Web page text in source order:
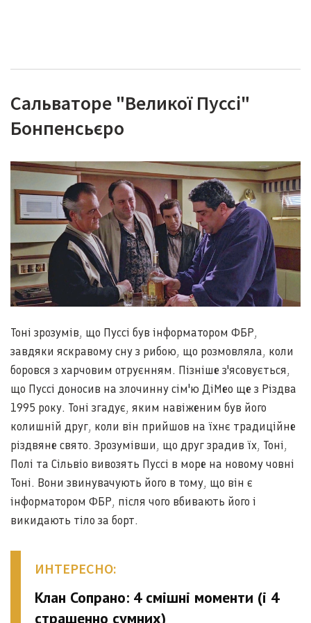
Сальваторе "Великої Пуссі"
Бонпенсьєро
Тоні зрозумів, що Пуссі був інформатором ФБР,
завдяки яскравому сну з рибою, що розмовляла, коли
боровся з харчовим отруєнням. Пізніше з'ясовується,
що Пуссі доносив на злочинну сім'ю ДіМео ще з Різдва
1995 року. Тоні згадує, яким навіженим був його
колишній друг, коли він прийшов на їхнє традиційне
різдвяне свято. Зрозумівши, що друг зрадив їх, Тоні,
Полі та Сільвіо вивозять Пуссі в море на новому човні
Тоні. Вони звинувачують його в тому, що він є
інформатором ФБР, після чого вбивають його і
викидають тіло за борт.
ИНТЕРЕСНО:
Клан Сопрано: 4 смішні моменти (і 4
страшенно сумних)